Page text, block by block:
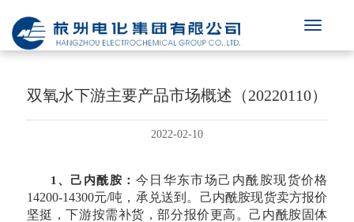
双氧水下游主要产品市场概述（20220110）
2022-02-10
1、己内酰胺： 今日华东市场己内酰胺现货价格
14200-14300元/吨，承兑送到。己内酰胺现货卖方报价
坚挺，下游按需补货，部分报价更高。己内酰胺固体